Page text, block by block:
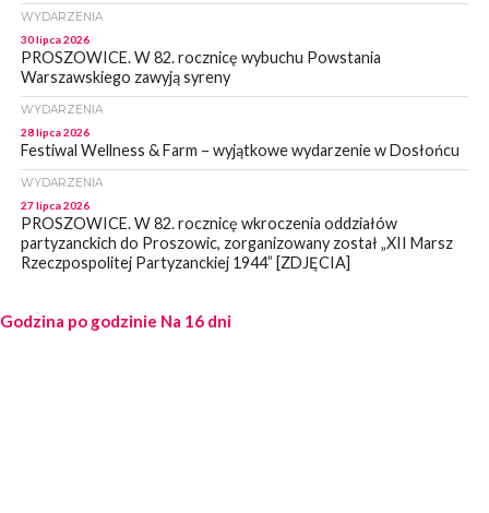
WYDARZENIA
30 lipca 2026
PROSZOWICE. W 82. rocznicę wybuchu Powstania
Warszawskiego zawyją syreny
WYDARZENIA
28 lipca 2026
Festiwal Wellness & Farm – wyjątkowe wydarzenie w Dosłońcu
WYDARZENIA
27 lipca 2026
PROSZOWICE. W 82. rocznicę wkroczenia oddziałów
partyzanckich do Proszowic, zorganizowany został „XII Marsz
Rzeczpospolitej Partyzanckiej 1944” [ZDJĘCIA]
27 lipca 2026
PROSZOWICE. Po burzy uszkodzone słupy enegeryczne.
Godzina po godzinie Na 16 dni